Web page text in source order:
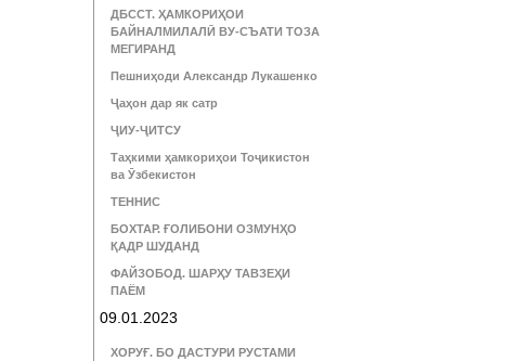
ДБССТ. ҲАМКОРИҲОИ
БАЙНАЛМИЛАЛӢ ВУ-СЪАТИ ТОЗА
МЕГИРАНД
Пешниҳоди Александр Лукашенко
Ҷаҳон дар як сатр
ҶИУ-ҶИТСУ
Таҳкими ҳамкориҳои Тоҷикистон
ва Ӯзбекистон
ТЕННИС
БОХТАР. ҒОЛИБОНИ ОЗМУНҲО
ҚАДР ШУДАНД
ФАЙЗОБОД. ШАРҲУ ТАВЗЕҲИ
ПАЁМ
09.01.2023
ХОРУҒ. БО ДАСТУРИ РУСТАМИ